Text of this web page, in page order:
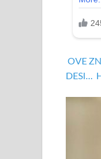
OVE
DESI…